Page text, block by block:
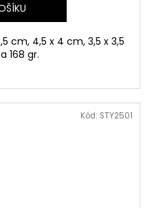
cm, 4,5 x 4 cm, 3,5 x 3,5
168 gr.
Kód: STY2501